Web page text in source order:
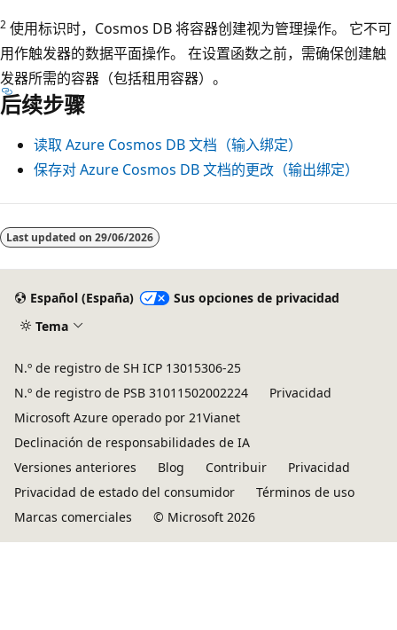
2 使用标识时，Cosmos DB 将容器创建视为管理操作。 它不可
用作触发器的数据平面操作。 在设置函数之前，需确保创建触
发器所需的容器（包括租用容器）。
后续步骤
读取 Azure Cosmos DB 文档（输入绑定）
保存对 Azure Cosmos DB 文档的更改（输出绑定）
Last updated on 29/06/2026
Español (España)
Sus opciones de privacidad
Tema
N.º de registro de SH ICP 13015306-25
N.º de registro de PSB 31011502002224
Privacidad
Microsoft Azure operado por 21Vianet
Declinación de responsabilidades de IA
Versiones anteriores
Blog Contribuir
Privacidad
Privacidad de estado del consumidor
Términos de uso
Marcas comerciales
© Microsoft 2026